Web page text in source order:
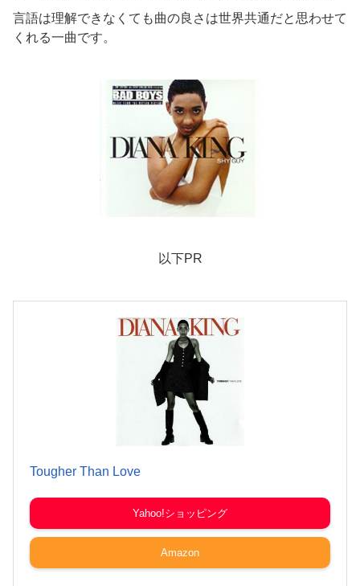
言語は理解できなくても曲の良さは世界共通だと思わせて
くれる一曲です。
以下PR
Tougher Than Love
Yahoo!ショッピング
Amazon